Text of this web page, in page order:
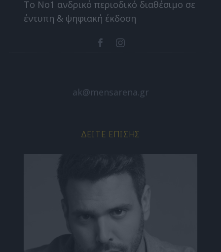
Το Nο1 ανδρικό περιοδικό διαθέσιμο σε
έντυπη & ψηφιακή έκδοση
ak@mensarena.gr
ΔΕΊΤΕ ΕΠΊΣΗΣ